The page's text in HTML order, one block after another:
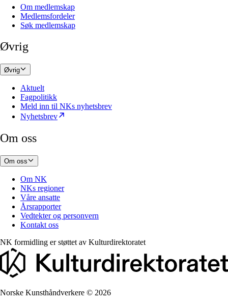
Om medlemskap
Medlemsfordeler
Søk medlemskap
Øvrig
Øvrig
Aktuelt
Fagpolitikk
Meld inn til NKs nyhetsbrev
Nyhetsbrev
Om oss
Om oss
Om NK
NKs regioner
Våre ansatte
Årsrapporter
Vedtekter og personvern
Kontakt oss
NK formidling er støttet av Kulturdirektoratet
Norske Kunsthåndverkere © 2026